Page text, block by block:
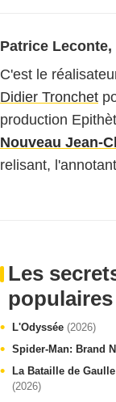
Patrice
C'est le
Didier Tronchet
production
Nouveau Jean-
relisant,
Les
L'Odyssée (2026)
Spider-Man: Brand
La Bataille de
(2026)